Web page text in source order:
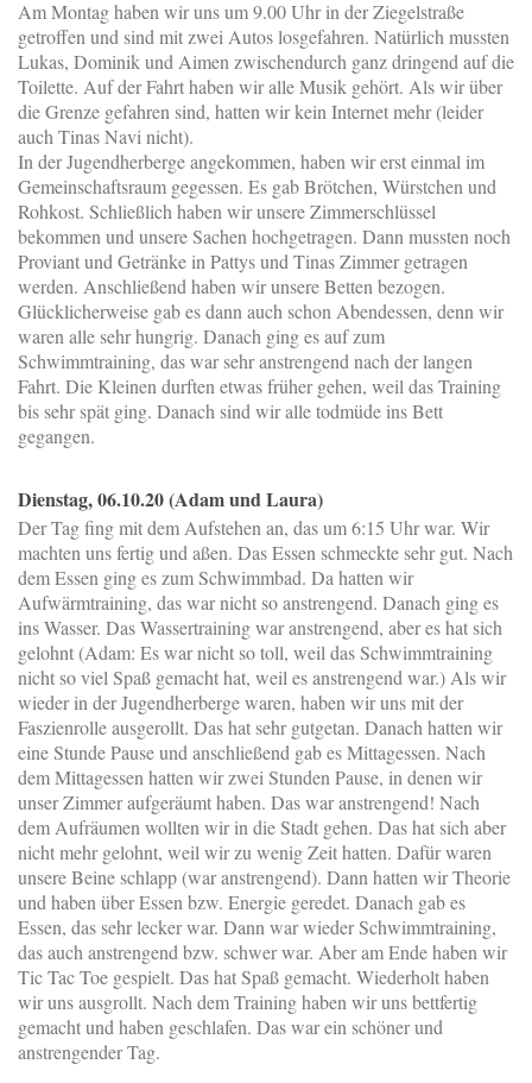
Am Montag haben wir uns um 9.00 Uhr in der Ziegelstraße
getroffen und sind mit zwei Autos losgefahren. Natürlich mussten
Lukas, Dominik und Aimen zwischendurch ganz dringend auf die
Toilette. Auf der Fahrt haben wir alle Musik gehört. Als wir über
die Grenze gefahren sind, hatten wir kein Internet mehr (leider
auch Tinas Navi nicht).
In der Jugendherberge angekommen, haben wir erst einmal im
Gemeinschaftsraum gegessen. Es gab Brötchen, Würstchen und
Rohkost. Schließlich haben wir unsere Zimmerschlüssel
bekommen und unsere Sachen hochgetragen. Dann mussten noch
Proviant und Getränke in Pattys und Tinas Zimmer getragen
werden. Anschließend haben wir unsere Betten bezogen.
Glücklicherweise gab es dann auch schon Abendessen, denn wir
waren alle sehr hungrig. Danach ging es auf zum
Schwimmtraining, das war sehr anstrengend nach der langen
Fahrt. Die Kleinen durften etwas früher gehen, weil das Training
bis sehr spät ging. Danach sind wir alle todmüde ins Bett
gegangen.
Dienstag, 06.10.20 (Adam und Laura)
Der Tag fing mit dem Aufstehen an, das um 6:15 Uhr war. Wir
machten uns fertig und aßen. Das Essen schmeckte sehr gut. Nach
dem Essen ging es zum Schwimmbad. Da hatten wir
Aufwärmtraining, das war nicht so anstrengend. Danach ging es
ins Wasser. Das Wassertraining war anstrengend, aber es hat sich
gelohnt (Adam: Es war nicht so toll, weil das Schwimmtraining
nicht so viel Spaß gemacht hat, weil es anstrengend war.) Als wir
wieder in der Jugendherberge waren, haben wir uns mit der
Faszienrolle ausgerollt. Das hat sehr gutgetan. Danach hatten wir
eine Stunde Pause und anschließend gab es Mittagessen. Nach
dem Mittagessen hatten wir zwei Stunden Pause, in denen wir
unser Zimmer aufgeräumt haben. Das war anstrengend! Nach
dem Aufräumen wollten wir in die Stadt gehen. Das hat sich aber
nicht mehr gelohnt, weil wir zu wenig Zeit hatten. Dafür waren
unsere Beine schlapp (war anstrengend). Dann hatten wir Theorie
und haben über Essen bzw. Energie geredet. Danach gab es
Essen, das sehr lecker war. Dann war wieder Schwimmtraining,
das auch anstrengend bzw. schwer war. Aber am Ende haben wir
Tic Tac Toe gespielt. Das hat Spaß gemacht. Wiederholt haben
wir uns ausgrollt. Nach dem Training haben wir uns bettfertig
gemacht und haben geschlafen. Das war ein schöner und
anstrengender Tag.